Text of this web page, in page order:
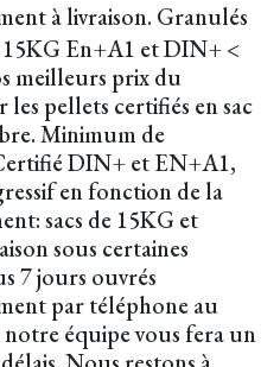
à livraison. Granulés
15KG En+A1 et DIN+ <
meilleurs prix du
pellets certifiés en sac
Minimum de
DIN+ et EN+A1,
en fonction de la
sacs de 15KG et
sous certaines
7 jours ouvrés
par téléphone au
équipe vous fera un